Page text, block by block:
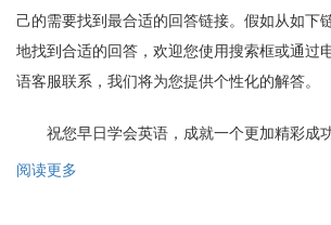
己的需要找到最合适的回答链接。假如从如下
地找到合适的回答，欢迎您使用搜索框或通过
语客服联系，我们将为您提供个性化的解答。
祝您早日学会英语，成就一个更加精彩成
阅读更多